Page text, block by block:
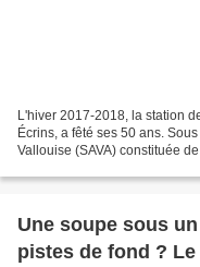
L'hiver 2017-2018, la station
Écrins, a fêté ses 50 ans.
Vallouise (SAVA) constituée
Une soupe sous
pistes de fond ?